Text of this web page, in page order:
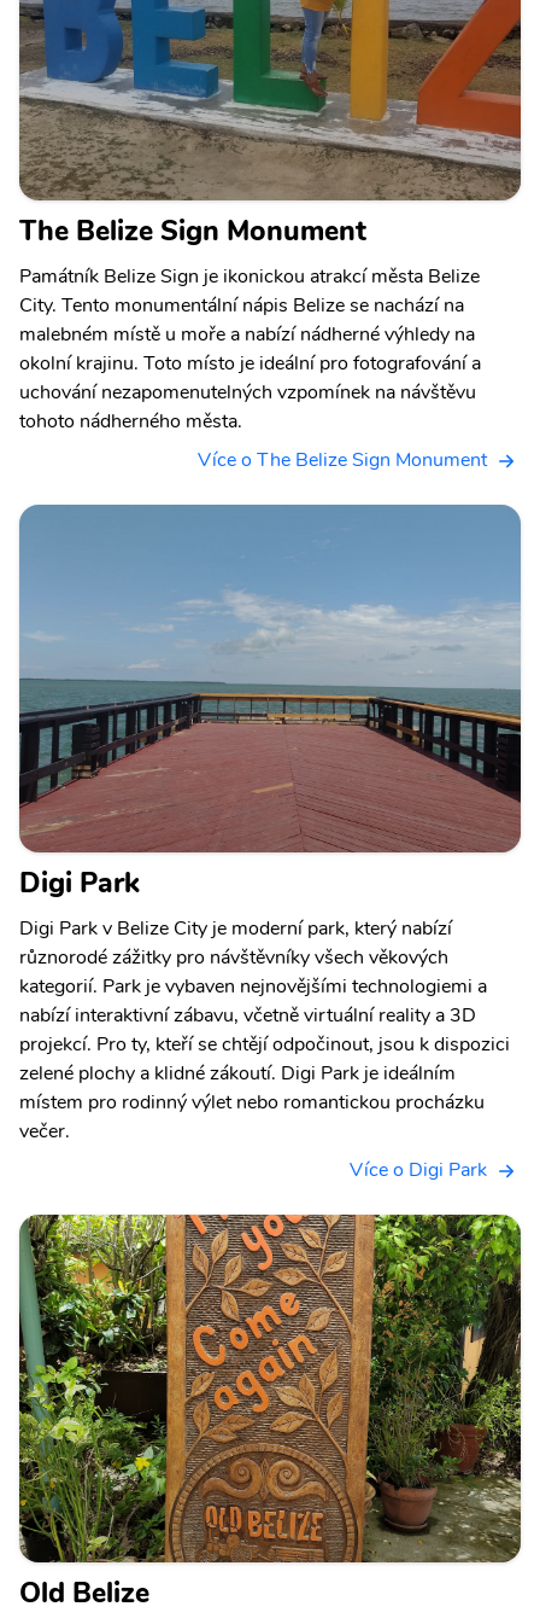
The Belize Sign Monument
Památník Belize Sign je ikonickou atrakcí města Belize
City. Tento monumentální nápis Belize se nachází na
malebném místě u moře a nabízí nádherné výhledy na
okolní krajinu. Toto místo je ideální pro fotografování a
uchování nezapomenutelných vzpomínek na návštěvu
tohoto nádherného města.
Více o The Belize Sign Monument
Digi Park
Digi Park v Belize City je moderní park, který nabízí
různorodé zážitky pro návštěvníky všech věkových
kategorií. Park je vybaven nejnovějšími technologiemi a
nabízí interaktivní zábavu, včetně virtuální reality a 3D
projekcí. Pro ty, kteří se chtějí odpočinout, jsou k dispozici
zelené plochy a klidné zákoutí. Digi Park je ideálním
místem pro rodinný výlet nebo romantickou procházku
večer.
Více o Digi Park
Old Belize